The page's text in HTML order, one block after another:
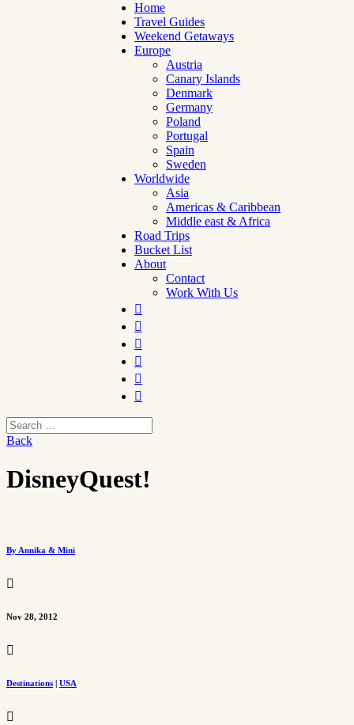
Home
Travel Guides
Weekend Getaways
Europe
Austria
Canary Islands
Denmark
Germany
Poland
Portugal
Spain
Sweden
Worldwide
Asia
Americas & Caribbean
Middle east & Africa
Road Trips
Bucket List
About
Contact
Work With Us






Back
DisneyQuest!
By Annika & Mini

Nov 28, 2012

Destinations | USA
